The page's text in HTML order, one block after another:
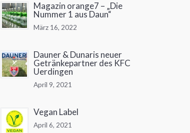
Magazin orange7 – „Die
Nummer 1 aus Daun“
März 16, 2022
Dauner & Dunaris neuer
Getränkepartner des KFC
Uerdingen
April 9, 2021
Vegan Label
April 6, 2021